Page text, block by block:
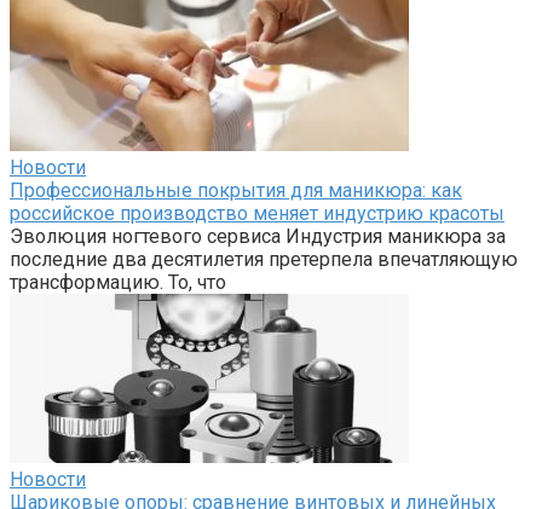
Новости
Профессиональные покрытия для маникюра: как
российское производство меняет индустрию красоты
Эволюция ногтевого сервиса Индустрия маникюра за
последние два десятилетия претерпела впечатляющую
трансформацию. То, что
Новости
Шариковые опоры: сравнение винтовых и линейных